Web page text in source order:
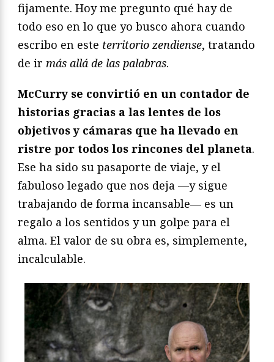
fijamente. Hoy me pregunto qué hay de
todo eso en lo que yo busco ahora cuando
escribo en este territorio zendiense, tratando
de ir más allá de las palabras.
McCurry se convirtió en un contador de
historias gracias a las lentes de los
objetivos y cámaras que ha llevado en
ristre por todos los rincones del planeta.
Ese ha sido su pasaporte de viaje, y el
fabuloso legado que nos deja —y sigue
trabajando de forma incansable— es un
regalo a los sentidos y un golpe para el
alma. El valor de su obra es, simplemente,
incalculable.